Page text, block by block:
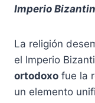
Imperio
La religión
el Imperio
ortodoxo fue la
un elemento